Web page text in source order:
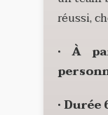
réussi,
• À
• Durée